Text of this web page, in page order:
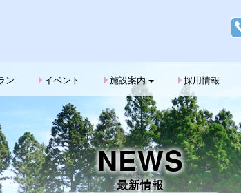
ン イベント 施設案内 採用情報
NEWS
最新情報